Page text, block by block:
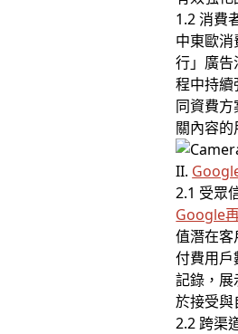
1.2 消費
中東歐
行」廣
程中持
同資費
關內容的
II.
2.1 受眾
Google
值潛在
付費用
記錄，
於接受與
2.2 跨渠